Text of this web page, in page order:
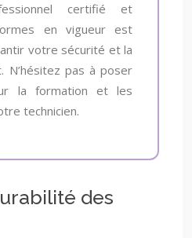
certifié et
en vigueur est
votre sécurité et la
N’hésitez pas à poser
la formation et les
technicien.
des